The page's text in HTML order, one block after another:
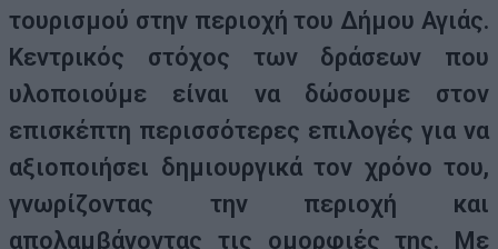
τουρισμού στην περιοχή του Δήμου Αγιάς.
Κεντρικός στόχος των δράσεων που
υλοποιούμε είναι να δώσουμε στον
επισκέπτη περισσότερες επιλογές για να
αξιοποιήσει δημιουργικά τον χρόνο του,
γνωρίζοντας την περιοχή και
απολαμβάνοντας τις ομορφιές της. Με